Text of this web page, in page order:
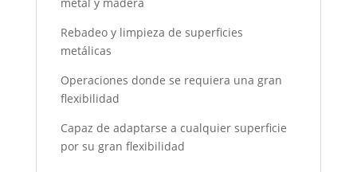
Rebadeo y limpieza de superficies
metálicas
Operaciones donde se requiera una gran
flexibilidad
Capaz de adaptarse a cualquier superficie
por su gran flexibilidad